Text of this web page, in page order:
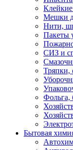
Мешки
Нити,
Пакеты
СИЗ и
Тряпки,
Фольга,
Бытовая